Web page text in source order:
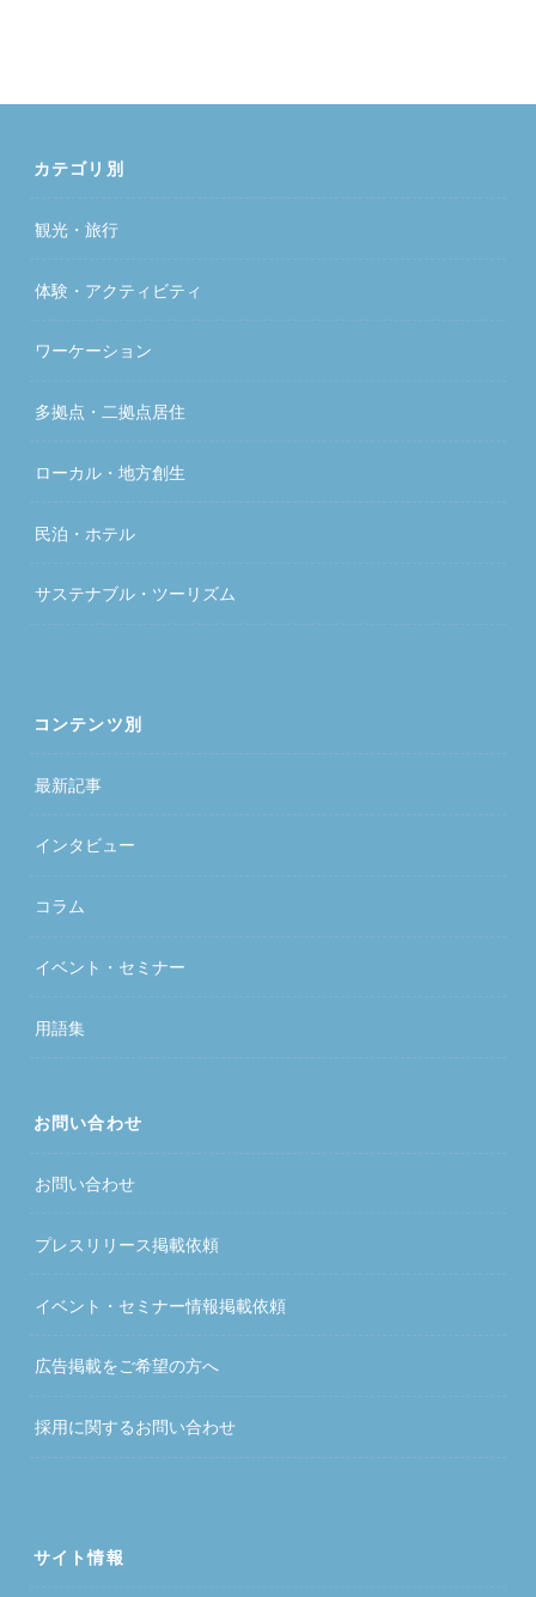
カテゴリ別
観光・旅行
体験・アクティビティ
ワーケーション
多拠点・二拠点居住
ローカル・地方創生
民泊・ホテル
サステナブル・ツーリズム
コンテンツ別
最新記事
インタビュー
コラム
イベント・セミナー
用語集
お問い合わせ
お問い合わせ
プレスリリース掲載依頼
イベント・セミナー情報掲載依頼
広告掲載をご希望の方へ
採用に関するお問い合わせ
サイト情報